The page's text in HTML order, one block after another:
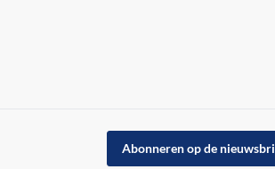
Abonneren op de